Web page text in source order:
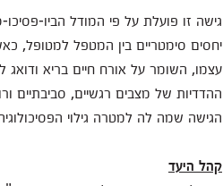
גישה זו פועלת על פי המודל הביו-
יחסים סימטריים בין המטפל למטופל,
עצמו, השומר על אורח חיים בריא
ההדדיות של מצבים רגשיים, סביבתיים
הגישה שמה לה למטרה גילוי
קהל היעד